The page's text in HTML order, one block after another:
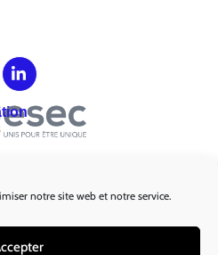
notre site web et notre service.